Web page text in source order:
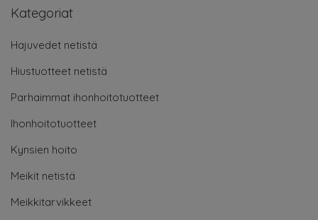
Kategoriat
Hajuvedet netistä
Hiustuotteet netistä
Parhaimmat ihonhoitotuotteet
Ihonhoitotuotteet
Kynsien hoito
Meikit netistä
Meikkitarvikkeet